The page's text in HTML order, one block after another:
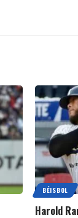
BÉISBOL
Harold